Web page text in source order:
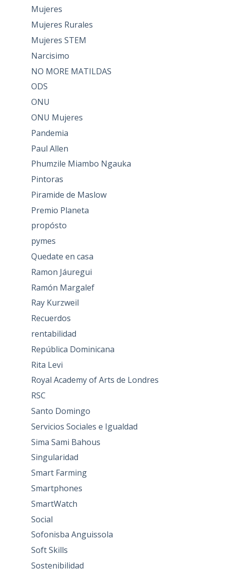
Mujeres
Mujeres Rurales
Mujeres STEM
Narcisimo
NO MORE MATILDAS
ODS
ONU
ONU Mujeres
Pandemia
Paul Allen
Phumzile Miambo Ngauka
Pintoras
Piramide de Maslow
Premio Planeta
propósto
pymes
Quedate en casa
Ramon Jáuregui
Ramón Margalef
Ray Kurzweil
Recuerdos
rentabilidad
República Dominicana
Rita Levi
Royal Academy of Arts de Londres
RSC
Santo Domingo
Servicios Sociales e Igualdad
Sima Sami Bahous
Singularidad
Smart Farming
Smartphones
SmartWatch
Social
Sofonisba Anguissola
Soft Skills
Sostenibilidad